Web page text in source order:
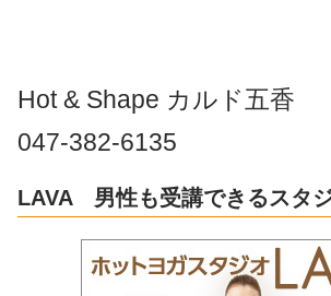
Hot & Shape カルド五香
047-382-6135
LAVA 男性も受講できるスタ